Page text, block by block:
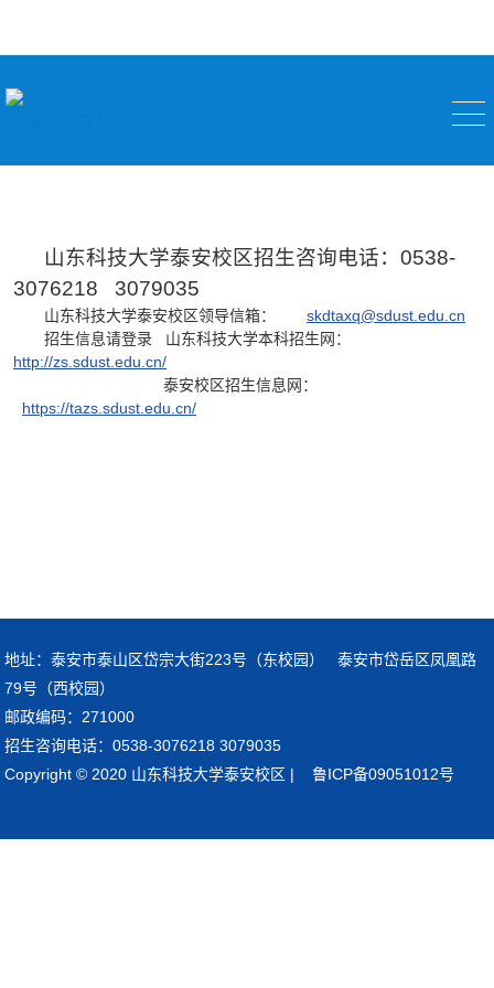
山东科技大学泰安校区招生咨询电话：0538-
3076218 3079035
山东科技大学泰安校区领导信箱： skdtaxq@sdust.edu.cn
招生信息请登录 山东科技大学本科招生网：
http://zs.sdust.edu.cn/
泰安校区招生信息网：
https://tazs.sdust.edu.cn/
地址：泰安市泰山区岱宗大街223号（东校园） 泰安市岱岳区凤凰路
79号（西校园）
邮政编码：271000
招生咨询电话：0538-3076218 3079035
Copyright © 2020 山东科技大学泰安校区 | 鲁ICP备09051012号